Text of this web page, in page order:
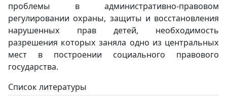
проблемы в административно-правовом
регулировании охраны, защиты и восстановления
нарушенных прав детей, необходимость
разрешения которых заняла одно из центральных
мест в построении социального правового
государства.
Список литературы